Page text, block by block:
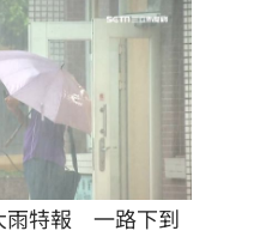
特報　一路下到